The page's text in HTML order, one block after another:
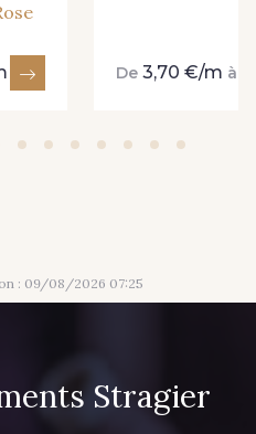
De3,70 €/m à
: 09/08/2026 07:25
Stragier